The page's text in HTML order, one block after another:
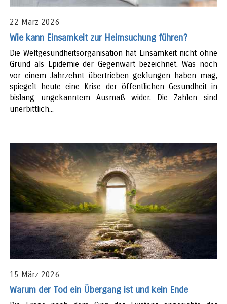
22 März 2026
Wie kann Einsamkeit zur Heimsuchung führen?
Die Weltgesundheitsorganisation hat Einsamkeit nicht ohne
Grund als Epidemie der Gegenwart bezeichnet. Was noch
vor einem Jahrzehnt übertrieben geklungen haben mag,
spiegelt heute eine Krise der öffentlichen Gesundheit in
bislang ungekanntem Ausmaß wider. Die Zahlen sind
unerbittlich...
15 März 2026
Warum der Tod ein Übergang ist und kein Ende